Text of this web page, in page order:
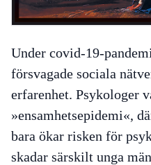
Under covid-19-
försvagade sociala
erfarenhet. Psykologer
»ensamhetsepidemi«,
bara ökar risken för
skadar särskilt unga